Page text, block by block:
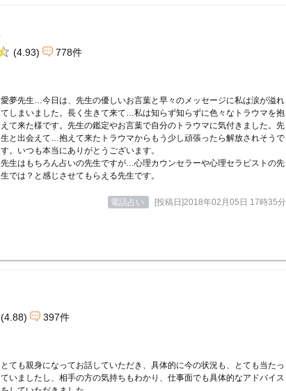
(4.93) 778件
愛夢先生…今日は、先生の優しいお言葉と早々のメッセージに私は涙が溢れ
てしまいました。長く生きて来て…私は知らず知らずに色々なトラウマを抱
えて来た様です。先生の鑑定やお言葉で自分のトラウマに気付きました。先
生と出会えて…抱えて来たトラウマからもう少し頑張ったら解放されそうで
す。いつも本当にありがとうございます。
先生はもちろん占いの先生ですが…心理カウンセラーや心理セラピストの先
生では？と感じさせてもらえる先生です。
電話占い [投稿日]2018年02月05日 17時35分
(4.88) 397件
とても親身になってお話していただき、具体的に今の状況も、とても当たっ
ていましたし、相手の方の気持ちもわかり、仕事面でも具体的なアドバイス